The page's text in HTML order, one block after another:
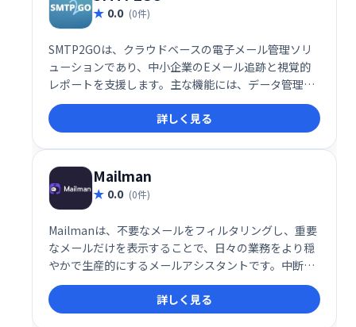
0.0 (0件)
SMTP2GOは、クラウドベースの電子メール管理ソリ
ューションであり、中小企業のEメール追跡と視覚的
レポートを支援します。主な機能には、データ管理、
電子メールモニタリング、ブラックリスト、品質テス
ト、記録管理、電子メール認証、APIなどがありま
す。
詳しく見る
Mailman
0.0 (0件)
Mailmanは、不要なメールをフィルタリングし、重要
なメールだけを表示することで、日々の業務をより穏
やかで生産的にするメールアシスタントです。中断を
最小限に抑え、集中力を高め、効率的なメール管理を
実現します。 煩わしいメールに邪魔されることなく、
大切な業務に集中しましょう。
詳しく見る